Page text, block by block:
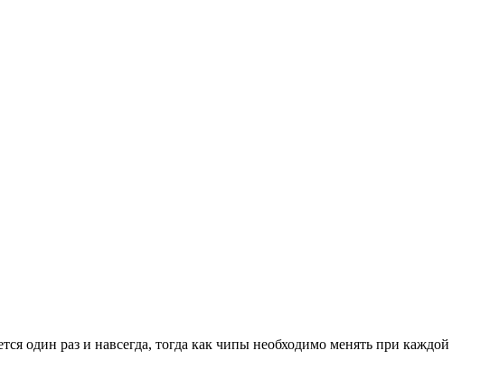
один раз и навсегда, тогда как чипы необходимо менять при каждой